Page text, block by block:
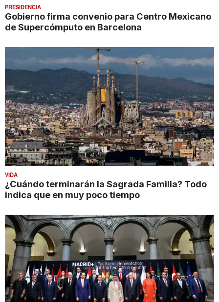
PRESIDENCIA
Gobierno firma convenio para Centro Mexicano
de Supercómputo en Barcelona
VIDA
¿Cuándo terminarán la Sagrada Familia? Todo
indica que en muy poco tiempo